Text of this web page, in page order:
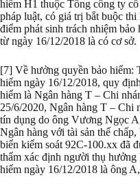
hiểm H1 thuộc Tổng công ty
pháp luật, có giá trị bắt buộc
điểm phát sinh trách nhiệm
từ ngày 16/12/2018 là có cơ sở.
[7] Về hưởng quyền bảo hiểm:
hiểm ngày 16/12/2018, quy
hiểm là Ngân hàng T – Chi
25/6/2020, Ngân hàng T – Chi
tín dụng do ông Vương Ngọc
Ngân hàng với tài sản thế
biển kiểm soát 92C-100.xx đã
thẩm xác định người thụ
hiểm ngày 16/12/2018 là ông